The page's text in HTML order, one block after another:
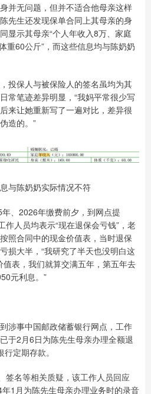
并无问题，但并不适合他母亲这样
先生还发现保单合同上其母亲的身
显示其母亲“个人年收入8万、家庭
重60公斤”，而这些信息均与陈奶奶
投保人与被保险人的签名虽均为其
常笔迹差异明显，“我妈平常很少写
来让她重新写了一遍对比，差异很
造的。”
与陈奶奶实际情况不符
、2026年缴费前夕，到网点提
作人员均表示“现在退保会亏钱”，老
照合同中的现金价值表，当时退保
损大半，“我研究了半天也没明白这
值表，我们就算交满五年，第五年去
元利息。”
涉事中国邮政储蓄银行网点，工作
于2月6日为陈先生母亲办理全额退
定期存款。
签名等相关质疑，该工作人员回应
1月为陈先生母亲办理业务时的录音